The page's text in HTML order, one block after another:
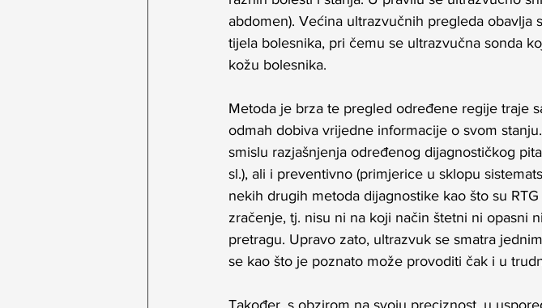
abdomen). Većina ultrazvučnih pregleda
tijela bolesnika, pri čemu se ultrazvučna sonda
kožu bolesnika.
Metoda je brza te pregled određene regije traje
odmah dobiva vrijedne informacije o svom
smislu razjašnjenja određenog dijagnostičkog
sl.), ali i preventivno (primjerice u sklopu
nekih drugih metoda dijagnostike kao što su
zračenje, tj. nisu ni na koji način štetni ni opasni
pretragu. Upravo zato, ultrazvuk se smatra
se kao što je poznato može provoditi čak i u
Također, s obzirom na svoju preciznost, u